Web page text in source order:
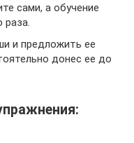
сами, а обучение
и предложить ее
донес ее до